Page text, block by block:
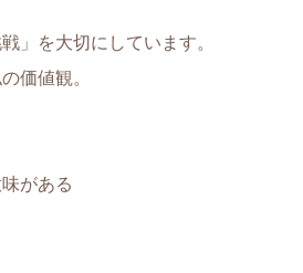
」を大切にしています。
価値観。
がある